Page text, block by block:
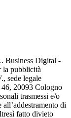
Business Digital -
la pubblicità
sede legale
20093 Cologno
trasmessi e/o
di
fatto divieto